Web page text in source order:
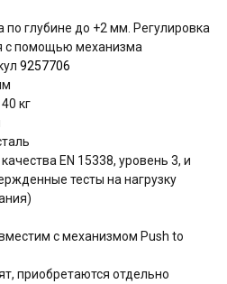
глубине до +2 мм. Регулировка
с помощью механизма
9257706
кг
EN 15338, уровень 3, и
тесты на нагрузку
с механизмом Push to
приобретаются отдельно